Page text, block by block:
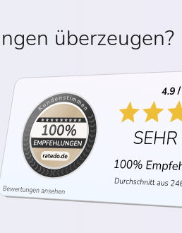
überzeugen?